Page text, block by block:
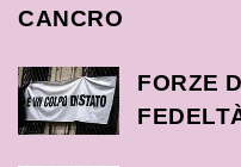
CANCRO
FORZE